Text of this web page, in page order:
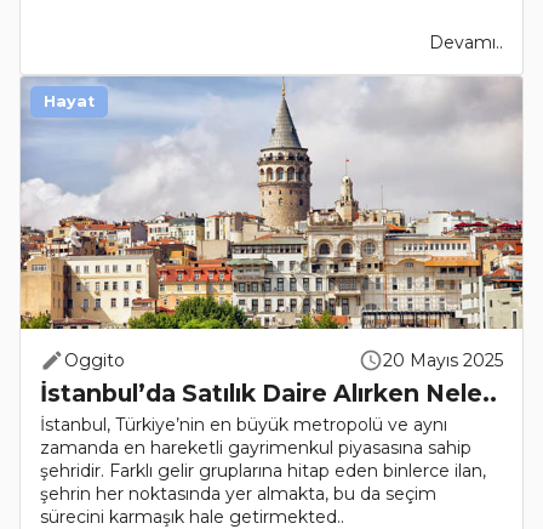
Devamı..
Oggito 20 Mayıs 2025
İstanbul’da Satılık Daire Alırken Nele..
İstanbul, Türkiye’nin en büyük metropolü ve aynı
zamanda en hareketli gayrimenkul piyasasına sahip
şehridir. Farklı gelir gruplarına hitap eden binlerce ilan,
şehrin her noktasında yer almakta, bu da seçim
sürecini karmaşık hale getirmekted..
Hayat